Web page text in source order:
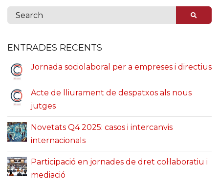
ENTRADES RECENTS
Jornada sociolaboral per a empreses i directius
Acte de lliurament de despatxos als nous
jutges
Novetats Q4 2025: casos i intercanvis
internacionals
Participació en jornades de dret col·laboratiu i
mediació